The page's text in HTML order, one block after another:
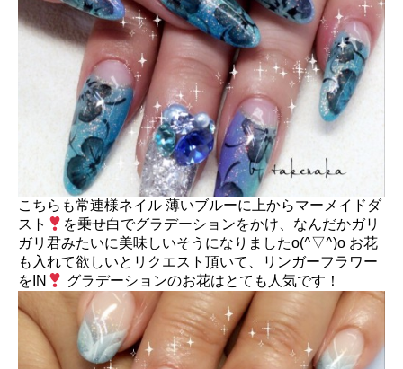
こちらも常連様ネイル 薄いブルーに上からマーメイドダ
スト
を乗せ白でグラデーションをかけ、なんだかガリ
ガリ君みたいに美味しいそうになりましたo(^▽^)o お花
も入れて欲しいとリクエスト頂いて、リンガーフラワー
をIN
グラデーションのお花はとても人気です！